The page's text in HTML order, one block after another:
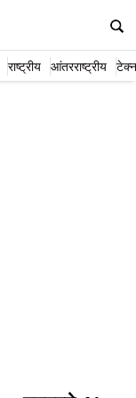
राष्ट्रीय आंतरराष्ट्रीय